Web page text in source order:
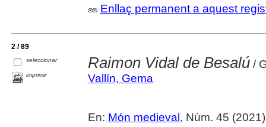
Enllaç permanent a aquest
2 / 89
seleccionar
imprimir
Raimon Vidal de Besalú/
Vallín, Gema
En: Món medieval , Núm. 45